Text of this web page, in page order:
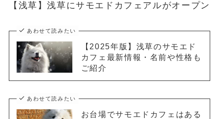
【浅草】浅草にサモエドカフェアルがオープン
あわせて読みたい
【2025年版】浅草のサモエド
カフェ最新情報・名前や性格も
ご紹介
あわせて読みたい
お台場でサモエドカフェはある